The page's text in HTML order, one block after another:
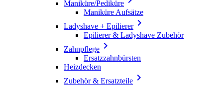
Maniküre/Pediküre
Maniküre Aufsätze
Ladyshave + Epilierer
Epilierer & Ladyshave Zubehör
Zahnpflege 
Ersatzzahnbürsten
Heizdecken
Zubehör & Ersatzteile 